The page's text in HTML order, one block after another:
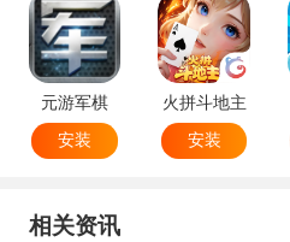
元游军棋
安装
火拼斗地主
安装
相关资讯